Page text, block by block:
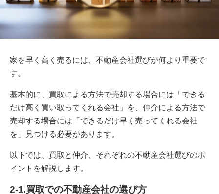
家を早く高く売るには、不動産会社選びが何より重要で
す。
基本的に、買取による方法で売却する場合には「できる
だけ高く買い取ってくれる会社」を、仲介による方法で
売却する場合には「できるだけ早く売ってくれる会社
を」見つける必要があります。
以下では、買取と仲介、それぞれの不動産会社選びのポ
イントを解説します。
2-1.買取での不動産会社の選び方